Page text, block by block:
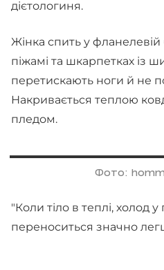
дієтологиня.
Жінка спить у фланелевій
піжамі та шкарпетках із
перетискають ноги й не
Накривається теплою
пледом.
Фото:
"Коли тіло в теплі, холод
переноситься значно